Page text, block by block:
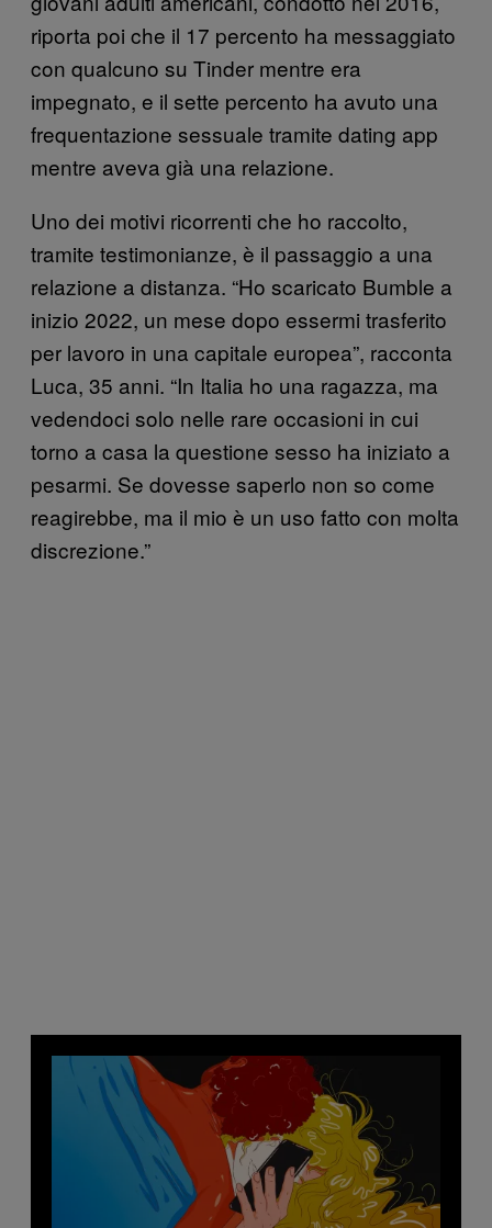
riporta poi che il 17 percento ha messaggiato
con qualcuno su Tinder mentre era
impegnato, e il sette percento ha avuto una
frequentazione sessuale tramite dating app
mentre aveva già una relazione.
Uno dei motivi ricorrenti che ho raccolto,
tramite testimonianze, è il passaggio a una
relazione a distanza. “Ho scaricato Bumble a
inizio 2022, un mese dopo essermi trasferito
per lavoro in una capitale europea”, racconta
Luca, 35 anni. “In Italia ho una ragazza, ma
vedendoci solo nelle rare occasioni in cui
torno a casa la questione sesso ha iniziato a
pesarmi. Se dovesse saperlo non so come
reagirebbe, ma il mio è un uso fatto con molta
discrezione.”